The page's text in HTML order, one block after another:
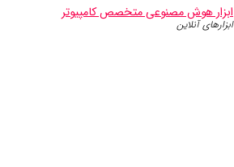
ابزار هوش مصنوعی متخصص کامپیوتر
ابزارهای آنلاین